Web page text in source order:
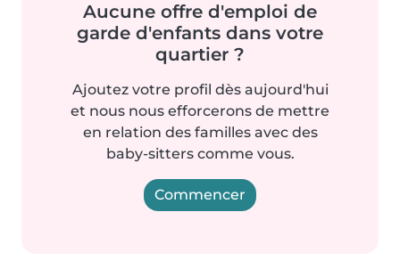
Aucune offre d'emploi de
garde d'enfants dans votre
quartier ?
Ajoutez votre profil dès aujourd'hui
et nous nous efforcerons de mettre
en relation des familles avec des
baby-sitters comme vous.
Commencer